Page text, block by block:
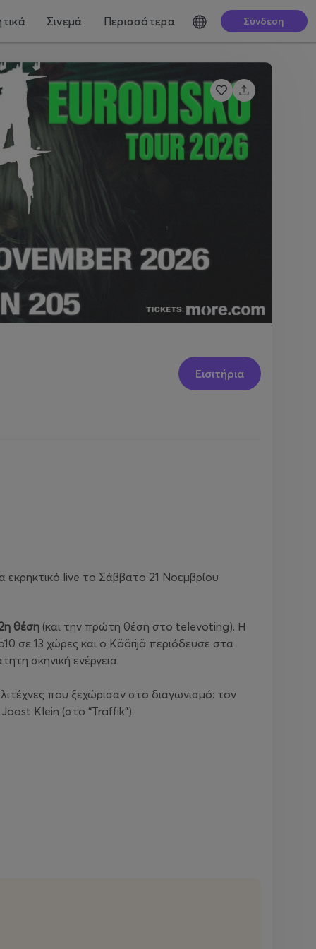
Σινεμά Περισσότερα Σύνδεση
Εισιτήρια
live το Σάββατο 21 Νοεμβρίου
θέση (και την πρώτη θέση στο televoting). Η
σε 13 χώρες και ο Käärijä περιόδευσε στα
σκηνική ενέργεια.
που ξεχώρισαν στο διαγωνισμό: τον
Klein (στο “Traffik”).